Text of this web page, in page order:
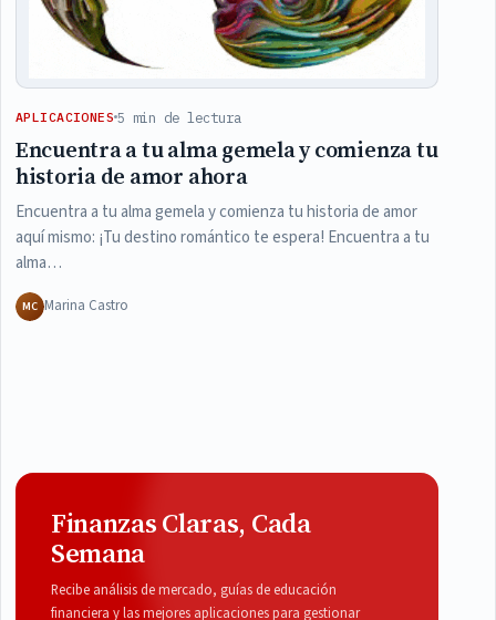
APLICACIONES 5 min de lectura
Encuentra a tu alma gemela y comienza tu
historia de amor ahora
Encuentra a tu alma gemela y comienza tu historia de amor
aquí mismo: ¡Tu destino romántico te espera! Encuentra a tu
alma…
MC Marina Castro
Finanzas Claras, Cada
Semana
Recibe análisis de mercado, guías de educación
financiera y las mejores aplicaciones para gestionar